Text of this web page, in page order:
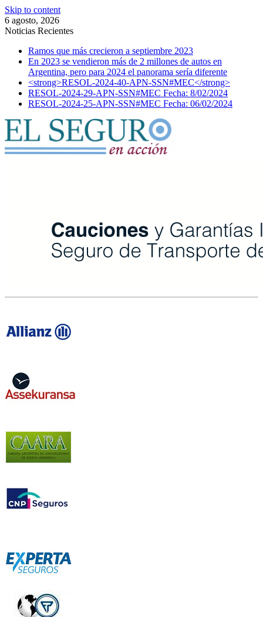
Skip to content
6 agosto, 2026
Noticias Recientes
Ramos que más crecieron a septiembre 2023
En 2023 se vendieron más de 2 millones de autos en
Argentina, pero para 2024 el panorama sería diferente
<strong>RESOL-2024-40-APN-SSN#MEC</strong>
RESOL-2024-29-APN-SSN#MEC Fecha: 8/02/2024
RESOL-2024-25-APN-SSN#MEC Fecha: 06/02/2024